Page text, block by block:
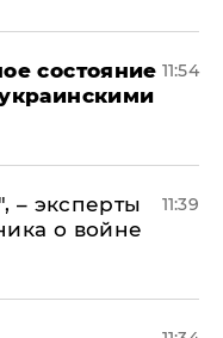
состояние 11:54
– эксперты
о войне
11:39